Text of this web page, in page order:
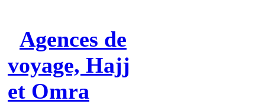
Agences de
voyage, Hajj
et Omra